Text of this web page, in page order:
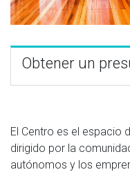
Obtener un
El Centro es el espacio
dirigido por la
autónomos y los